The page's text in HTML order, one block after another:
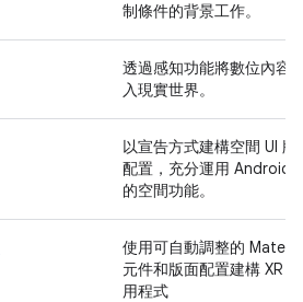
制條件的背景工作。
透過感知功能將數位內容
入現實世界。
以宣告方式建構空間 UI 版
配置，充分運用 Android
的空間功能。
使用可自動調整的
元件和版面配置建構 XR 應
用程式